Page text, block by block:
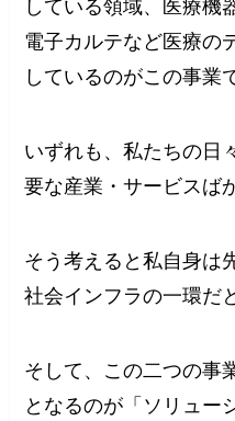
している領域、医療機
電子カルテなど医療の
しているのがこの事業
いずれも、私たちの日
要な産業・サービスば
そう考えると私自身は
社会インフラの一環だ
そして、この二つの事
となるのが「ソリュー